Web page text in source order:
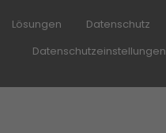
Lösungen Datenschutz
Datenschutzeinstellungen